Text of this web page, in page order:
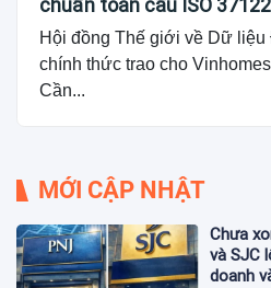
chuẩn toàn cầu ISO 37122
Hội đồng Thế giới về Dữ
chính thức trao cho
Cần...
MỚI CẬP NHẬT
Chưa
và SJC
doanh